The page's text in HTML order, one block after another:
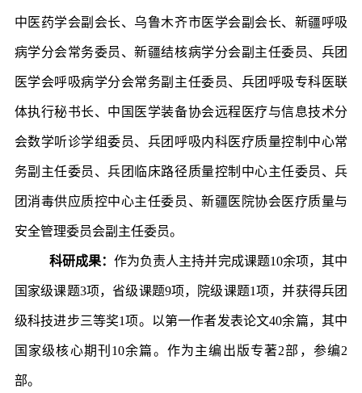
中医药学会副会长、乌鲁木齐市医学会副会长、新疆呼吸
病学分会常务委员、新疆结核病学分会副主任委员、兵团
医学会呼吸病学分会常务副主任委员、兵团呼吸专科医联
体执行秘书长、中国医学装备协会远程医疗与信息技术分
会数学听诊学组委员、兵团呼吸内科医疗质量控制中心常
务副主任委员、兵团临床路径质量控制中心主任委员、兵
团消毒供应质控中心主任委员、新疆医院协会医疗质量与
安全管理委员会副主任委员。
科研成果：作为负责人主持并完成课题10余项，其中
国家级课题3项，省级课题9项，院级课题1项，并获得兵团
级科技进步三等奖1项。以第一作者发表论文40余篇，其中
国家级核心期刊10余篇。作为主编出版专著2部，参编2
部。